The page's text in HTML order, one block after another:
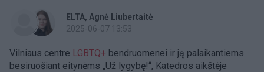
ELTA Agnė Liubertaitė
2025-06-07 13:53
Vilniaus centre LGBTQ+ bendruomenei ir ją palaikantiems
besiruošiant eitynėms „Už lygybę!“, Katedros aikštėje